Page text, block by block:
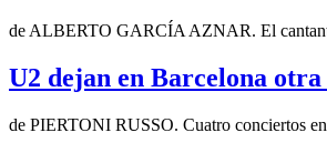
de ALBERTO GARCÍA AZNAR. El
U2 dejan en Barcelona
de PIERTONI RUSSO. Cuatro conciertos